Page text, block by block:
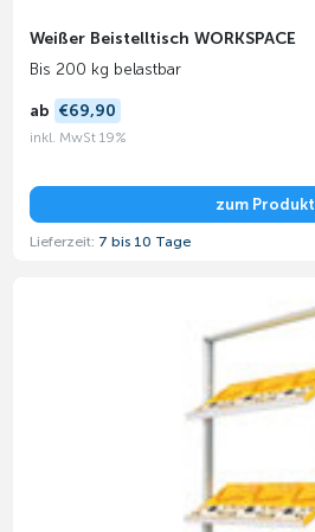
Weißer Beistelltisch WORKSPACE
Bis 200 kg belastbar
ab €69,90
inkl. MwSt 19%
zum Produkt
Lieferzeit: 7 bis 10 Tage